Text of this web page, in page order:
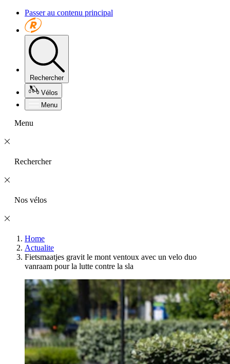
Passer au contenu principal
Rechercher
Vélos
Menu
Menu
Rechercher
Nos vélos
Home
Actualite
Fietsmaatjes gravit le mont ventoux avec un velo duo
vanraam pour la lutte contre la sla